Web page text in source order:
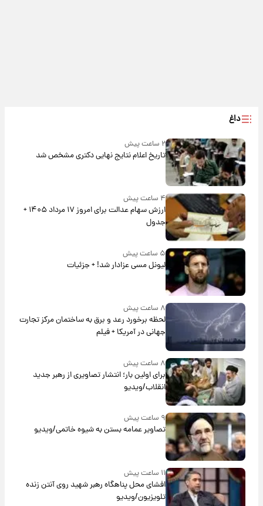
داغ
۲ ساعت پیش
تاریخ اعلام نتایج نهایی دکتری مشخص شد
۴ ساعت پیش
ارزش سهام عدالت برای امروز ۱۷ مرداد ۱۴۰۵ +
جدول
۵ ساعت پیش
لیونل مسی عزادار شد! + جزئیات
۸ ساعت پیش
لحظه برخورد رعد و برق به ساختمان مرکز تجارت
جهانی در آمریکا + فیلم
۸ ساعت پیش
برای اولین بار؛ انتشار تصاویری از رهبر جدید
انقلاب/ویدیو
۹ ساعت پیش
تصاویر عمامه بستن به شیوه خاتمی/ویدیو
۱۱ ساعت پیش
افشای محل پناهگاه‌ رهبر شهید روی آنتن زنده
تلویزیون/ویدیو